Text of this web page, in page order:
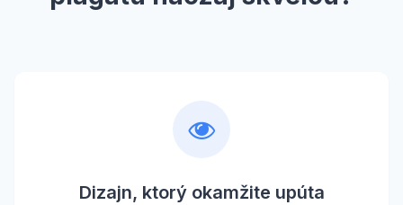
Dizajn, ktorý okamžite upúta